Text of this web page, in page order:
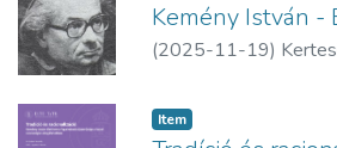
Kemény István
(2025-11-19)
Item